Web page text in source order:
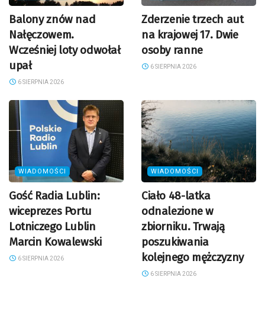
Balony znów nad
Nałęczowem.
Wcześniej loty odwołał
upał
6 SIERPNIA 2026
Zderzenie trzech aut
na krajowej 17. Dwie
osoby ranne
6 SIERPNIA 2026
WIADOMOŚCI
Gość Radia Lublin:
wiceprezes Portu
Lotniczego Lublin
Marcin Kowalewski
6 SIERPNIA 2026
WIADOMOŚCI
Ciało 48-latka
odnalezione w
zbiorniku. Trwają
poszukiwania
kolejnego mężczyzny
6 SIERPNIA 2026